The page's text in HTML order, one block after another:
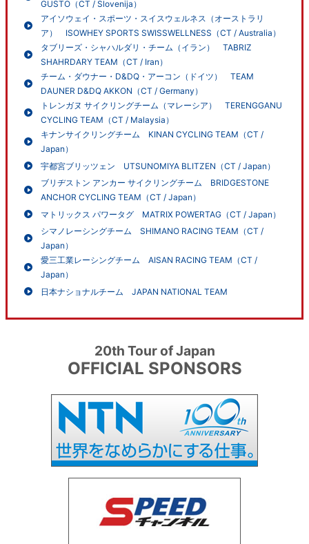
GUSTO（CT / Slovenija）
アイソウェイ・スポーツ・スイスウェルネス（オーストラリ
ア） ISOWHEY SPORTS SWISSWELLNESS（CT / Australia）
タブリーズ・シャハルダリ・チーム（イラン） TABRIZ
SHAHRDARY TEAM（CT / Iran）
チーム・ダウナー・D&DQ・アーコン（ドイツ） TEAM
DAUNER D&DQ AKKON（CT / Germany）
トレンガヌ サイクリングチーム（マレーシア） TERENGGANU
CYCLING TEAM（CT / Malaysia）
キナンサイクリングチーム KINAN CYCLING TEAM（CT /
Japan）
宇都宮ブリッツェン UTSUNOMIYA BLITZEN（CT / Japan）
ブリヂストン アンカー サイクリングチーム BRIDGESTONE
ANCHOR CYCLING TEAM（CT / Japan）
マトリックス パワータグ MATRIX POWERTAG（CT / Japan）
シマノレーシングチーム SHIMANO RACING TEAM（CT /
Japan）
愛三工業レーシングチーム AISAN RACING TEAM（CT /
Japan）
日本ナショナルチーム JAPAN NATIONAL TEAM
20th Tour of Japan
OFFICIAL SPONSORS